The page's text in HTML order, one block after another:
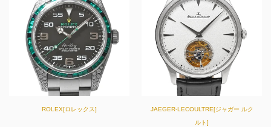
ROLEX[ロレックス]
JAEGER-LECOULTRE[ジャガー ルク
ルト]